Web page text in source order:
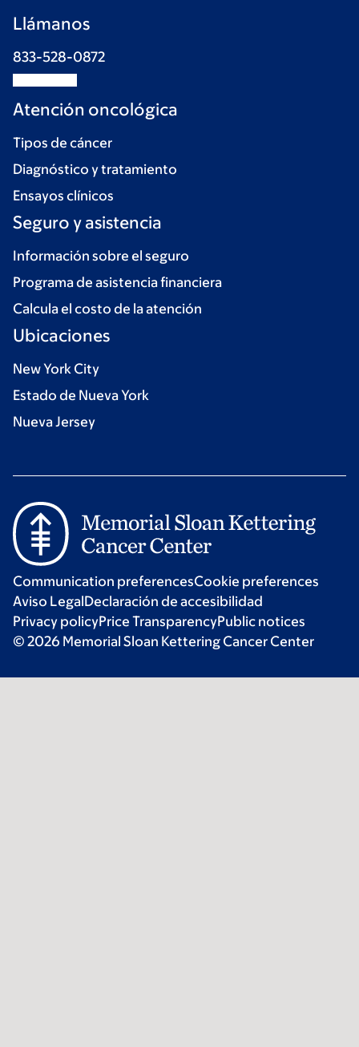
Llámanos
833-528-0872
Atención oncológica
Tipos de cáncer
Diagnóstico y tratamiento
Ensayos clínicos
Seguro y asistencia
Información sobre el seguro
Programa de asistencia financiera
Calcula el costo de la atención
Ubicaciones
New York City
Estado de Nueva York
Nueva Jersey
Communication preferencesCookie preferences
Aviso LegalDeclaración de accesibilidad
Privacy policyPrice TransparencyPublic notices
© 2026 Memorial Sloan Kettering Cancer Center